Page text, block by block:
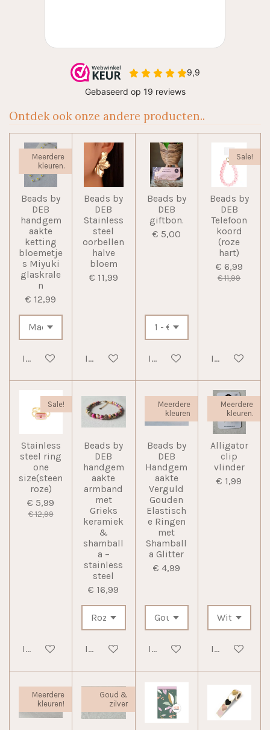
Ontdek ook onze andere producten..
Meerdere
kleuren.
Beads by
DEB
handgem
aakte
ketting
bloemetje
s Miyuki
glaskrale
n
€ 12,99
In winkelwagen
Beads by
DEB
Stainless
steel
oorbellen
halve
bloem
€ 11,99
In winkelwagen
Beads by
DEB
giftbon.
€ 5,00
In winkelwagen
Sale!
Beads by
DEB
Telefoon
koord
(roze
hart)
€ 6,99
€ 11,99
In
Sale!
Stainless
steel ring
one
size(steen
roze)
€ 5,99
€ 12,99
In winkelwagen
Beads by
DEB
handgem
aakte
armband
met
Grieks
keramiek
&
shamball
a –
stainless
steel
€ 16,99
In winkelwagen
Meerdere
kleuren
Beads by
DEB
Handgem
aakte
Verguld
Gouden
Elastisch
e Ringen
met
Shamball
a Glitter
€ 4,99
In winkelwagen
Meerdere
kleuren.
Alligator
clip
vlinder
€ 1,99
In
Meerdere
kleuren!
Goud &
zilver